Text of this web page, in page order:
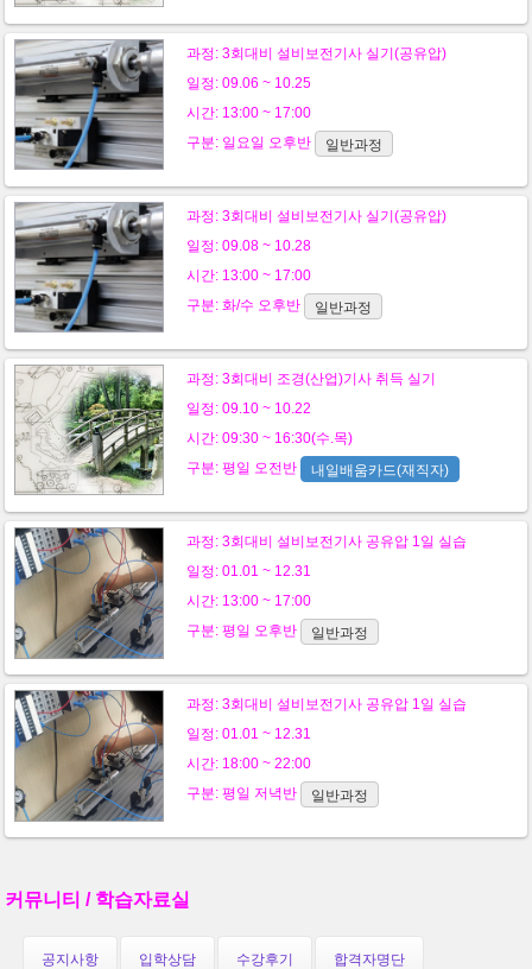
과정: 3회대비 설비보전기사 실기(공유압)
일정: 09.06 ~ 10.25
시간: 13:00 ~ 17:00
구분: 일요일 오후반 일반과정
과정: 3회대비 설비보전기사 실기(공유압)
일정: 09.08 ~ 10.28
시간: 13:00 ~ 17:00
구분: 화/수 오후반 일반과정
과정: 3회대비 조경(산업)기사 취득 실기
일정: 09.10 ~ 10.22
시간: 09:30 ~ 16:30(수.목)
구분: 평일 오전반 내일배움카드(재직자)
과정: 3회대비 설비보전기사 공유압 1일 실습
일정: 01.01 ~ 12.31
시간: 13:00 ~ 17:00
구분: 평일 오후반 일반과정
과정: 3회대비 설비보전기사 공유압 1일 실습
일정: 01.01 ~ 12.31
시간: 18:00 ~ 22:00
구분: 평일 저녁반 일반과정
커뮤니티 / 학습자료실
공지사항 입학상담 수강후기 합격자명단